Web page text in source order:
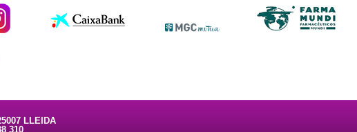
LLEIDA
310